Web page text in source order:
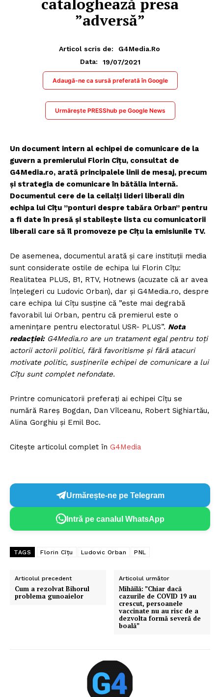
”adversă”
Articol scris de:
G4Media.ro
Data:
19/07/2021
Adaugă-ne ca sursă preferată în Google
Urmărește PRESShub pe Google News
Un document intern al echipei de comunicare de la
guvern a premierului Florin Cîțu, consultat de
G4Media.ro, arată principalele linii de mesaj, precum
și strategia de comunicare în bătălia internă.
Documentul cere de la ceilalți lideri liberali din
echipa lui Cîțu ”ponturi despre tabăra Orban” pentru
a fi date în presă și stabilește lista cu comunicatorii
liberali care să îl promoveze pe Cîțu la emisiunile TV.
De asemenea, documentul arată și care instituții media
sunt considerate ostile de echipa lui Florin Cîțu:
Realitatea PLUS, B1, RTV, Hotnews (acuzate că ar avea
înțelegeri cu Ludovic Orban), dar și G4Media.ro, despre
care echipa lui Cîțu susține că ”este mai degrabă
favorabil lui Orban, pentru că premierul este o
amenințare pentru electoratul USR- PLUS”. Nota
redacției:G4Media.ro are un tratament egal pentru toți
actorii actorii politici, fără favoritisme și fără atacuri
motivate politic, susținerile echipei de comunicare a lui
Cîțu sunt complet nefondate.
Printre comunicatorii preferați ai echipei Cîțu se
numără Rareș Bogdan, Dan Vîlceanu, Robert Sighiartău,
Alina Gorghiu și Emil Boc.
Citește articolul complet în G4Media
Urmărește-ne pe Telegram
Intră pe canalul WhatsApp
TAGS Florin Cîțu Ludovic Orban PNL
Articolul precedent
Cum a rezolvat Bihorul
problema gunoaielor
Articolul următor
Mihăilă: ”Chiar dacă
cazurile de COVID 19 au
crescut, persoanele
vaccinate nu au risc de a
dezvolta formă severă de
boală”